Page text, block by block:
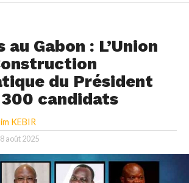
Gabon : L’Union
du Président
candidats
KEBIR
8 août 2025